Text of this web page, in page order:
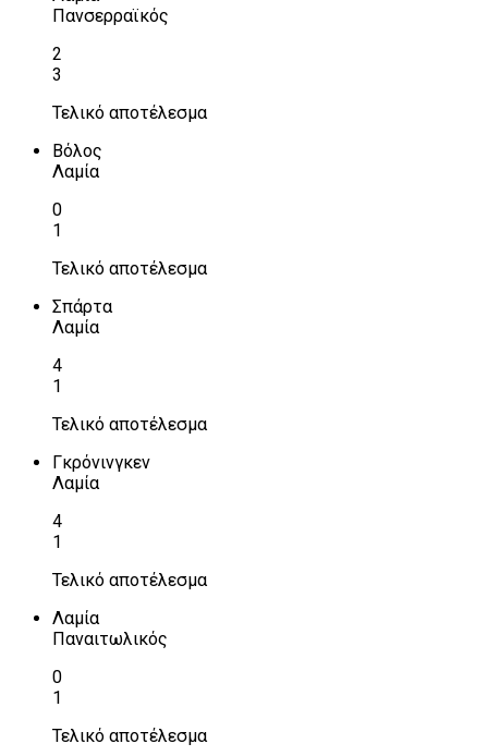
Πανσερραϊκός
2
3
Τελικό αποτέλεσμα
Βόλος
Λαμία
0
1
Τελικό αποτέλεσμα
Σπάρτα
Λαμία
4
1
Τελικό αποτέλεσμα
Γκρόνινγκεν
Λαμία
4
1
Τελικό αποτέλεσμα
Λαμία
Παναιτωλικός
0
1
Τελικό αποτέλεσμα